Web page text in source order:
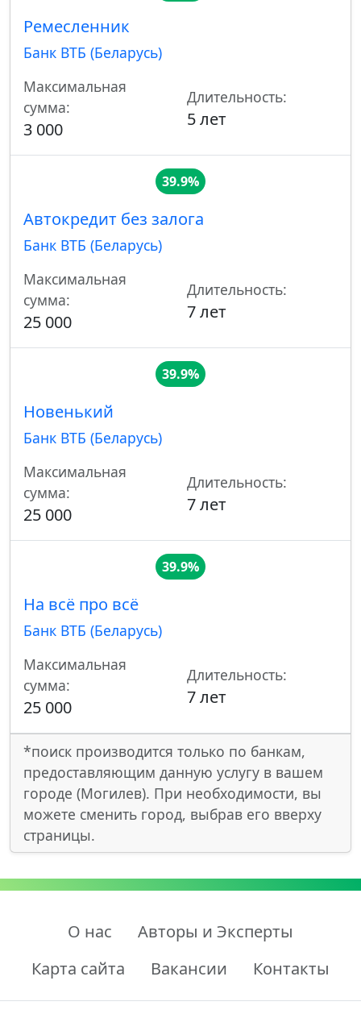
Ремесленник
Банк ВТБ (Беларусь)
Максимальная
сумма:
3 000
Длительность:
5 лет
39.9%
Автокредит без залога
Банк ВТБ (Беларусь)
Максимальная
сумма:
25 000
Длительность:
7 лет
39.9%
Новенький
Банк ВТБ (Беларусь)
Максимальная
сумма:
25 000
Длительность:
7 лет
39.9%
На всё про всё
Банк ВТБ (Беларусь)
Максимальная
сумма:
25 000
Длительность:
7 лет
*поиск производится только по банкам,
предоставляющим данную услугу в вашем
городе (Могилев). При необходимости, вы
можете сменить город, выбрав его вверху
страницы.
О нас
Авторы и Эксперты
Карта сайта
Вакансии Контакты